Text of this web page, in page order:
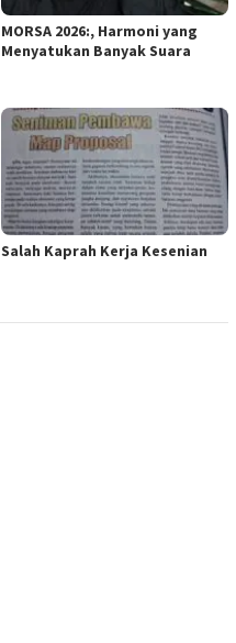
MORSA 2026:, Harmoni yang
Menyatukan Banyak Suara
Salah Kaprah Kerja Kesenian